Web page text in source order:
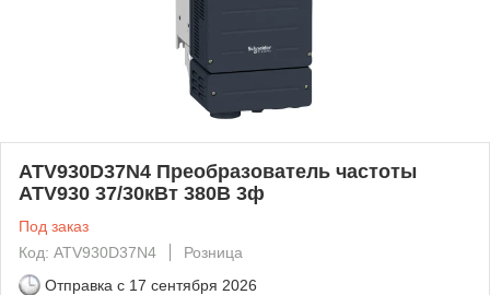
ATV930D37N4 Преобразователь частоты
ATV930 37/30кВт 380В 3ф
Под заказ
Код: ATV930D37N4
Розница
Отправка с 17 сентября 2026